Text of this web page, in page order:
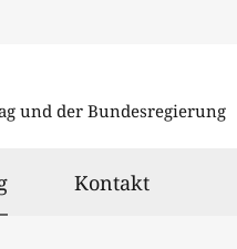
und der Bundesregierung
ausgewählt
Kontakt